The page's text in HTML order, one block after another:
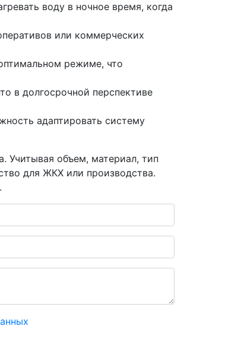
воду в ночное время, когда
или коммерческих
режиме, что
в долгосрочной перспективе
адаптировать систему
Учитывая объем, материал, тип
для ЖКХ или производства.